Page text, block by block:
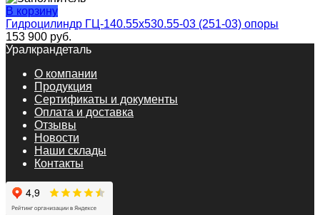
В корзину
Гидроцилиндр ГЦ-140.55х530.55-03 (251-03) опоры
153 900 руб.
Уралкрандеталь
О компании
Продукция
Сертификаты и документы
Оплата и доставка
Отзывы
Новости
Наши склады
Контакты